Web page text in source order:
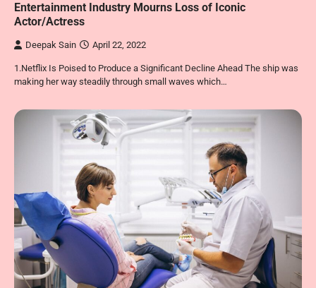
Entertainment Industry Mourns Loss of Iconic
Actor/Actress
Deepak Sain April 22, 2022
1.Netflix Is Poised to Produce a Significant Decline Ahead The ship was
making her way steadily through small waves which…